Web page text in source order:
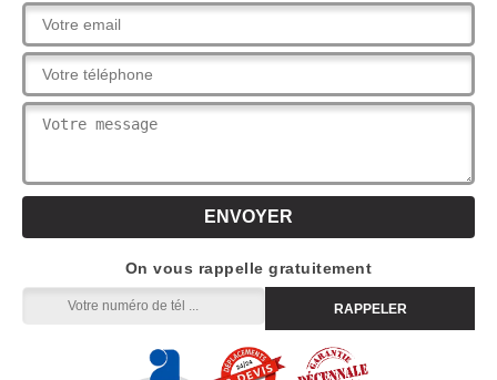
On vous rappelle gratuitement